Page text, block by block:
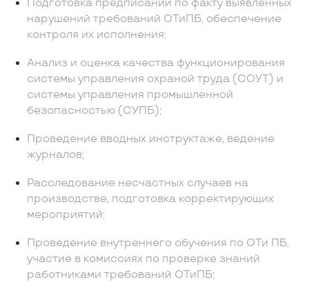
Подготовка предписаний по факту выявленных
нарушений требований ОТиПБ, обеспечение
контроля их исполнения;
Анализ и оценка качества функционирования
системы управления охраной труда (СОУТ) и
системы управления промышленной
безопасностью (СУПБ);
Проведение вводных инструктаже, ведение
журналов;
Расследование несчастных случаев на
производстве, подготовка корректирующих
мероприятий;
Проведение внутреннего обучения по ОТи ПБ,
участие в комиссиях по проверке знаний
работниками требований ОТиПБ;